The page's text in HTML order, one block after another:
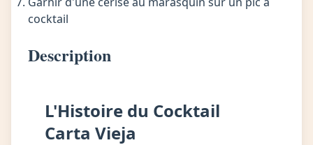
cocktail
Description
L'Histoire du Cocktail
Carta Vieja